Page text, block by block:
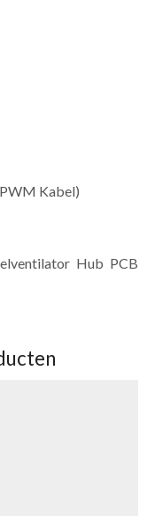
Kabel)
Hub PCB